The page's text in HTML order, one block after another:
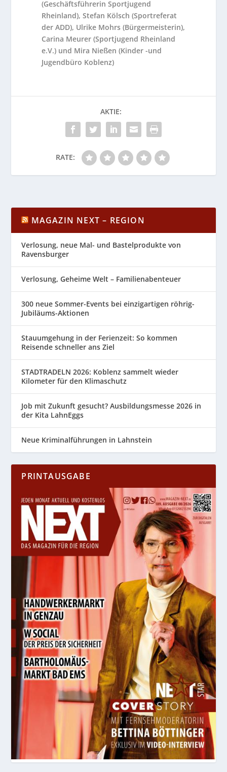
(Geschäftsführerin Sportjugend
Rheinland), Stefan Kölsch (Sportreferat
der ADD), Ulrike Mohrs (Bürgermeisterin),
Carina Meurer (Sportjugend Rheinland
e.V.) und Mira Nießen (Kinder -und
Jugendbüro Koblenz)
AKTIE:
RATE:
MAGAZIN NEXT – REGION
Verlosung, neue Mal- und Bastelprodukte von
Ravensburger
Verlosung, Geheime Welt – Familienabenteuer
300 neue Sommer-Events bei einzigartigen röhrig-
Jubiläums-Aktionen
Stauumgehung in der Ferienzeit: So kommen
Reisende schneller ans Ziel
STADTRADELN 2026: Koblenz sammelt wieder
Kilometer für den Klimaschutz
Job mit Zukunft gesucht? Ausbildungsmesse 2026 in
der Kita LahnEggs
Neue Kriminalführungen in Lahnstein
PRINTAUSGABE